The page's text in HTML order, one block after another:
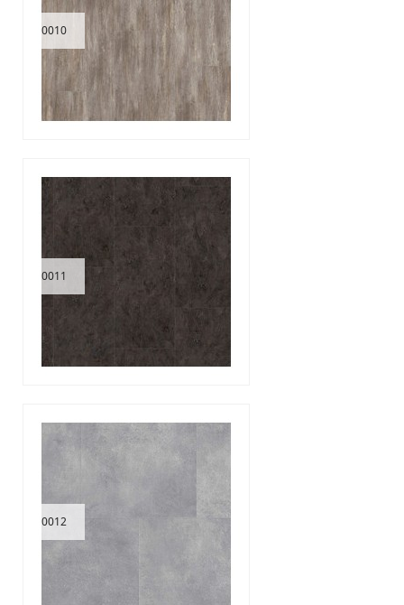
0010
0011
0012